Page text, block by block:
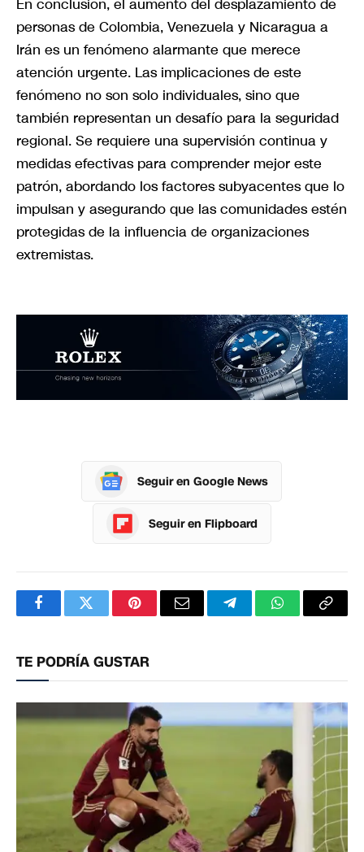
En conclusión, el aumento del desplazamiento de
personas de Colombia, Venezuela y Nicaragua a
Irán es un fenómeno alarmante que merece
atención urgente. Las implicaciones de este
fenómeno no son solo individuales, sino que
también representan un desafío para la seguridad
regional. Se requiere una supervisión continua y
medidas efectivas para comprender mejor este
patrón, abordando los factores subyacentes que lo
impulsan y asegurando que las comunidades estén
protegidas de la influencia de organizaciones
extremistas.
Seguir en Google News
Seguir en Flipboard
FacebookTwitterPinterestCorreoTelegramWhatsApp
TE PODRÍA GUSTAR